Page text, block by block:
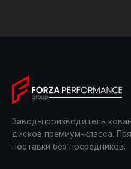
Завод-производитель
дисков премиум-класса.
поставки без посредников.